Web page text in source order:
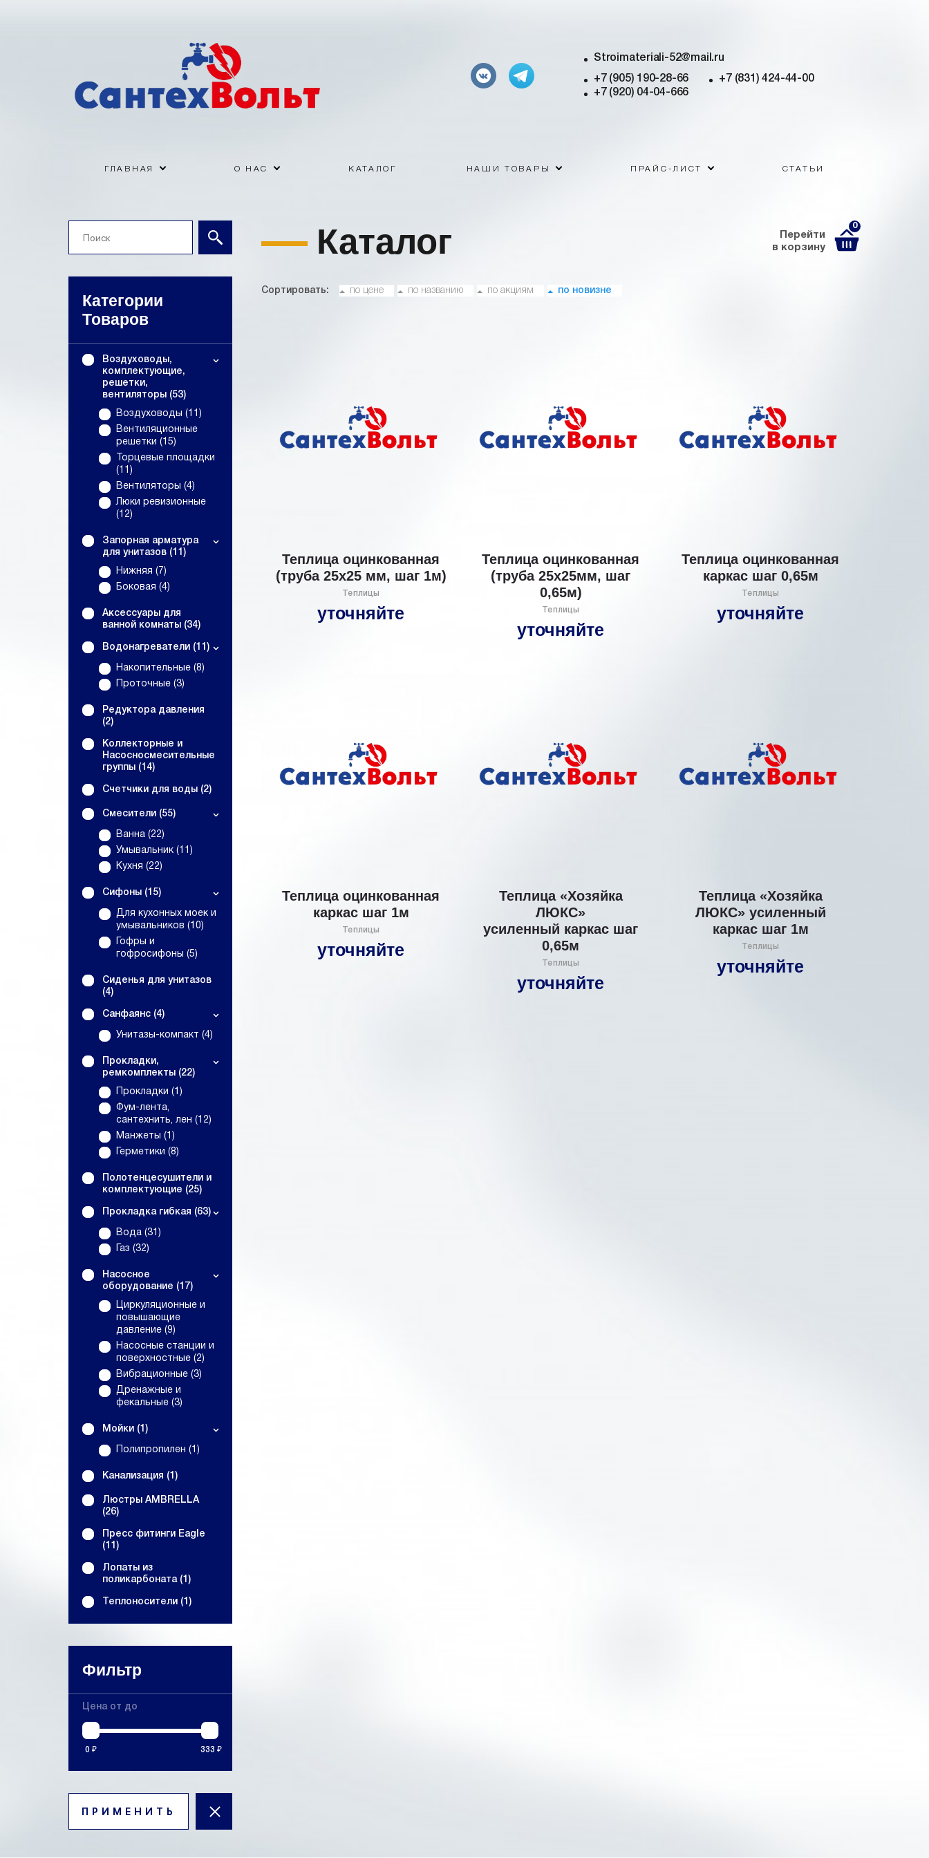
Stroimateriali-52@mail.ru
+7 (905) 190-28-66
+7 (831) 424-44-00
+7 (920) 04-04-666
ГЛАВНАЯ О НАС КАТАЛОГ НАШИ ТОВАРЫ ПРАЙС-ЛИСТ СТАТЬИ
Категории
Товаров
Воздуховоды,
комплектующие,
решетки,
вентиляторы (53)
Воздуховоды (11)
Вентиляционные
решетки (15)
Торцевые площадки
(11)
Вентиляторы (4)
Люки ревизионные
(12)
Запорная арматура
для унитазов (11)
Нижняя (7)
Боковая (4)
Аксессуары для
ванной комнаты (34)
Водонагреватели (11)
Накопительные (8)
Проточные (3)
Редуктора давления
(2)
Коллекторные и
Насосносмесительные
группы (14)
Счетчики для воды (2)
Смесители (55)
Ванна (22)
Умывальник (11)
Кухня (22)
Сифоны (15)
Для кухонных моек и
умывальников (10)
Гофры и
гофросифоны (5)
Сиденья для унитазов
(4)
Санфаянс (4)
Унитазы-компакт (4)
Прокладки,
ремкомплекты (22)
Прокладки (1)
Фум-лента,
сантехнить, лен (12)
Манжеты (1)
Герметики (8)
Полотенцесушители и
комплектующие (25)
Прокладка гибкая (63)
Вода (31)
Газ (32)
Насосное
оборудование (17)
Циркуляционные и
повышающие
давление (9)
Насосные станции и
поверхностные (2)
Вибрационные (3)
Дренажные и
фекальные (3)
Мойки (1)
Полипропилен (1)
Канализация (1)
Люстры AMBRELLA
(26)
Пресс фитинги Eagle
(11)
Лопаты из
поликарбоната (1)
Теплоносители (1)
Фильтр
Цена от до
0 ₽ 333 ₽
ПРИМЕНИТЬ
Каталог
Перейти
в корзину
0
Сортировать: по цене по названию по акциям по новизне
Теплица оцинкованная
(труба 25х25 мм, шаг 1м)
Теплицы
уточняйте
Теплица оцинкованная
(труба 25х25мм, шаг
0,65м)
Теплицы
уточняйте
Теплица оцинкованная
каркас шаг 0,65м
Теплицы
уточняйте
Теплица оцинкованная
каркас шаг 1м
Теплицы
уточняйте
Теплица «Хозяйка
ЛЮКС»
усиленный каркас шаг
0,65м
Теплицы
уточняйте
Теплица «Хозяйка
ЛЮКС» усиленный
каркас шаг 1м
Теплицы
уточняйте